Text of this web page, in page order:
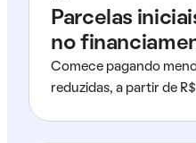
Parcelas
no
Comece pagando
reduzidas, a partir de